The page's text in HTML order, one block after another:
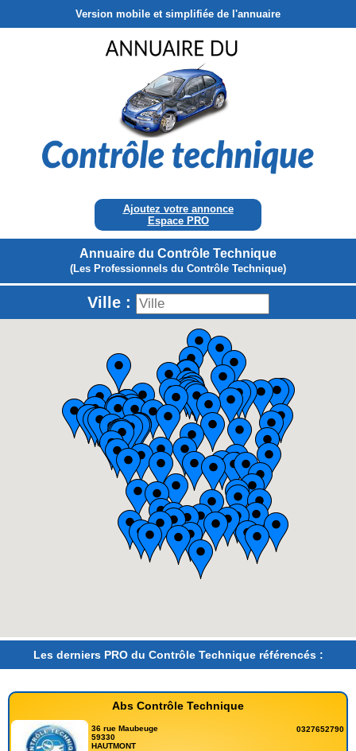
Version mobile et simplifiée de l'annuaire
Ajoutez votre annonce
Espace PRO
Annuaire du Contrôle Technique
(Les Professionnels du Contrôle Technique)
Ville :
Les derniers PRO du Contrôle Technique référencés :
Abs Contrôle Technique
36 rue Maubeuge
59330
HAUTMONT
0327652790